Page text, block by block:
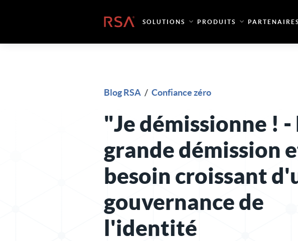
Accueil SOLUTIONS PRODUITS PARTENAIRES
Blog RSA / Confiance zéro
"Je démissionne ! -
grande démission
besoin croissant
gouvernance de
l'identité